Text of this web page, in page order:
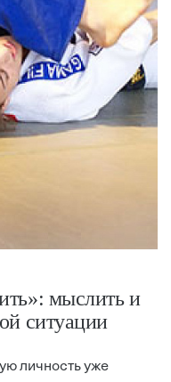
мыслить и
ситуации
личность уже